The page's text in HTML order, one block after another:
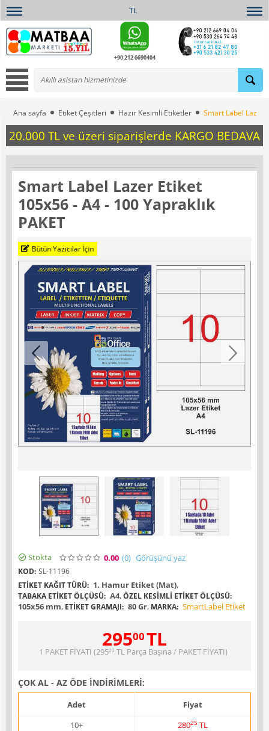
TL
+90 212 6690404
Ana sayfa Etiket Çeşitleri Hazır Kesimli Etiketler Smart Label Lazer
20.000 TL ve üzeri siparişlerde KARGO BEDAVA
Smart Label Lazer Etiket
105x56 - A4 - 100 Yapraklık
PAKET
Bütün Yazıcılar İçin
Stokta 0.00 (0) Görüşünü yaz
KOD: SL-11196
ETIKET KAĞIT TÜRÜ: 1. Hamur Etiket (Mat),
TABAKA ETIKET ÖLÇÜSÜ: A4,ÖZEL KESIMLI ETIKET ÖLÇÜSÜ:
105x56 mm, ETIKET GRAMAJI: 80 Gr, MARKA: SmartLabel Etiket
29500TL
1 PAKET FİYATI (29500 TLParça Başına / PAKET FİYATI)
ÇOK AL - AZ ÖDE İNDİRİMLERİ:
Adet
Fiyat
10+
28025 TL